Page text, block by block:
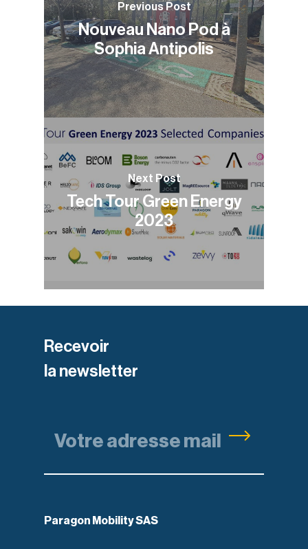
Previous Post
Nouveau Nano Pod à
Sophia Antipolis
Next Post
Tech Tour Green Energy
2023
Recevoir
la newsletter
Paragon Mobility SAS